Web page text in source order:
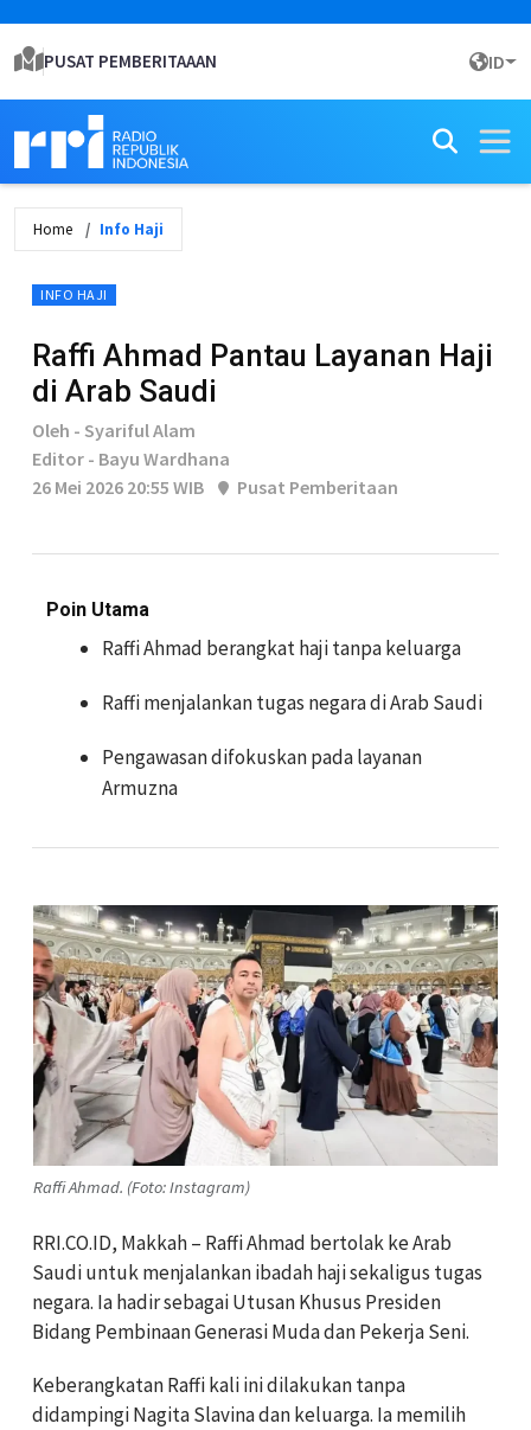
PUSAT PEMBERITAAAN ID
Home Info Haji
INFO HAJI
Raffi Ahmad Pantau Layanan Haji
di Arab Saudi
Oleh - Syariful Alam
Editor - Bayu Wardhana
26 Mei 2026 20:55 WIB
Pusat Pemberitaan
Poin Utama
Raffi Ahmad berangkat haji tanpa keluarga
Raffi menjalankan tugas negara di Arab Saudi
Pengawasan difokuskan pada layanan
Armuzna
Raffi Ahmad. (Foto: Instagram)
RRI.CO.ID, Makkah – Raffi Ahmad bertolak ke Arab
Saudi untuk menjalankan ibadah haji sekaligus tugas
negara. Ia hadir sebagai Utusan Khusus Presiden
Bidang Pembinaan Generasi Muda dan Pekerja Seni.
Keberangkatan Raffi kali ini dilakukan tanpa
didampingi Nagita Slavina dan keluarga. Ia memilih